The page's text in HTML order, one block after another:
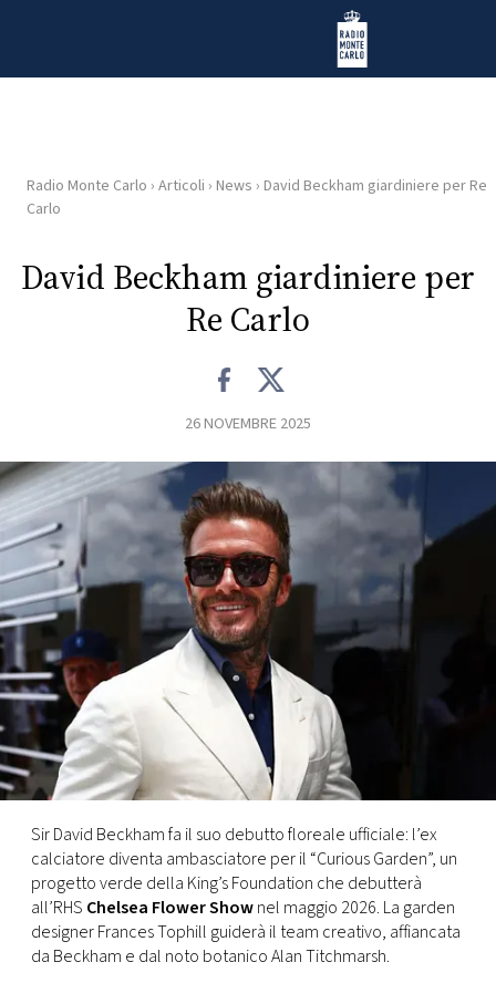
Radio Monte Carlo
HOME
RADIO
NEWS
FOTO
CONCORSI
EVENTI
VIDEO
TV
PRINCIPATO
DI
MONACO
Radio Monte Carlo › Articoli › News › David Beckham giardiniere per Re
Carlo
David Beckham giardiniere per
Re Carlo
26 NOVEMBRE 2025
Sir David Beckham fa il suo debutto floreale ufficiale: l’ex
calciatore diventa ambasciatore per il “Curious Garden”, un
progetto verde della King’s Foundation che debutterà
all’RHS Chelsea Flower Shownel maggio 2026. La garden
designer Frances Tophill guiderà il team creativo, affiancata
da Beckham e dal noto botanico Alan Titchmarsh.